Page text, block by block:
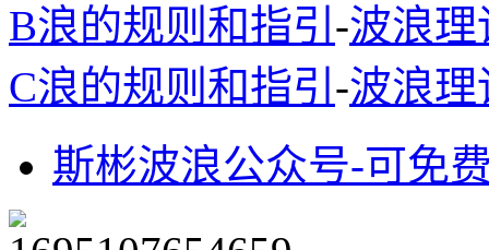
B浪的规则和指引 -波浪
C浪的规则和指引 -波浪理
斯彬波浪公众号-可免